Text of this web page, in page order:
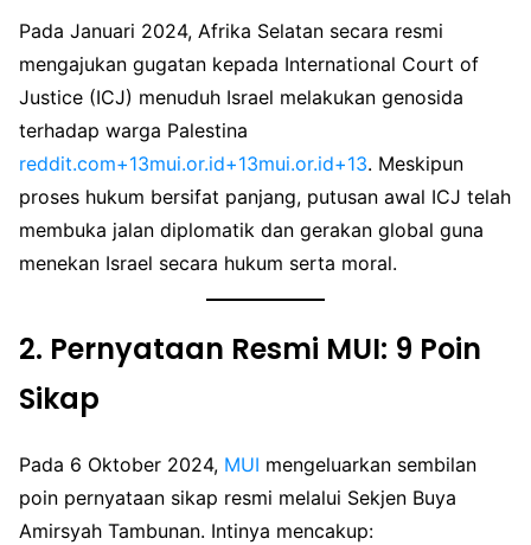
Pada Januari 2024, Afrika Selatan secara resmi
mengajukan gugatan kepada International Court of
Justice (ICJ) menuduh Israel melakukan genosida
terhadap warga Palestina
reddit.com+13mui.or.id+13mui.or.id+13. Meskipun
proses hukum bersifat panjang, putusan awal ICJ telah
membuka jalan diplomatik dan gerakan global guna
menekan Israel secara hukum serta moral.
2. Pernyataan Resmi MUI: 9 Poin
Sikap
Pada 6 Oktober 2024, MUI mengeluarkan sembilan
poin pernyataan sikap resmi melalui Sekjen Buya
Amirsyah Tambunan. Intinya mencakup: